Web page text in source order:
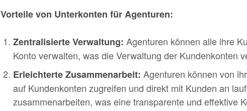
Vorteile von Unterkonten für Agenturen:
Zentralisierte Verwaltung: Agenturen können alle ihre
Konto verwalten, was die Verwaltung der Kundenkonten
Erleichterte Zusammenarbeit: Agenturen können von
auf Kundenkonten zugreifen und direkt mit Kunden an
zusammenarbeiten, was eine transparente und effektive